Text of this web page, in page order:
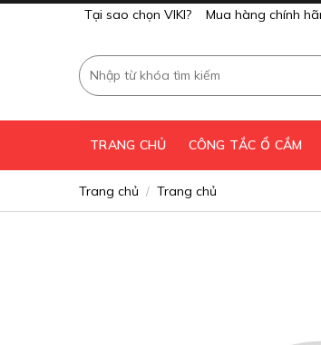
Tại sao chọn VIKI? Mua hàng chính
Tìm
kiếm:
TRANG CHỦ CÔNG TẮC Ổ CẮM
Trang chủ / Trang chủ